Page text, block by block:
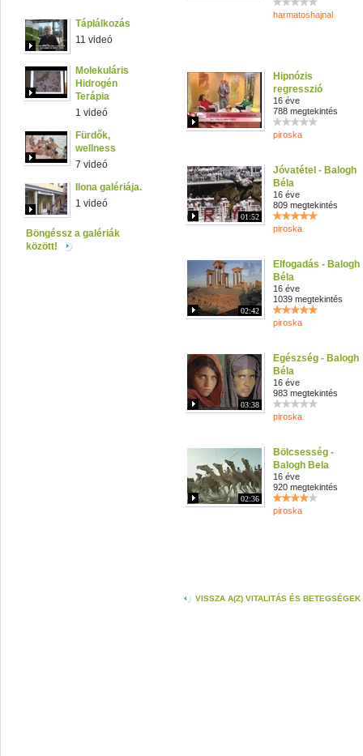
Táplálkozás
11 videó
Molekuláris
Hidrogén
Terápia
1 videó
Fürdők,
wellness
7 videó
Ilona galériája.
1 videó
Böngéssz a galériák
között!
harmatoshajnal
Hipnózis
regresszió
16 éve
788 megtekintés
piroska
01:52
Jóvatétel - Balogh
Béla
16 éve
809 megtekintés
piroska
02:42
Elfogadás - Balogh
Béla
16 éve
1039 megtekintés
piroska
03:38
Egészség - Balogh
Béla
16 éve
983 megtekintés
piroska
02:36
Bölcsesség -
Balogh Bela
16 éve
920 megtekintés
piroska
VISSZA A(Z) VITALITÁS ÉS